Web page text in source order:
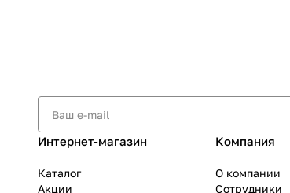
Интернет-магазин
Каталог
Акции
Компания
О компании
Сотрудники